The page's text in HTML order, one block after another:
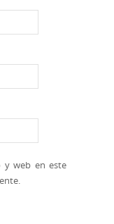
y web en este